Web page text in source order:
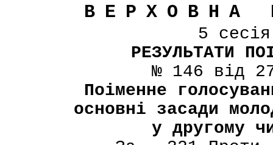
ВЕРХОВНА
5
РЕЗУЛЬТАТИ
№ 146 від
Поіменне
основні засади
у другому